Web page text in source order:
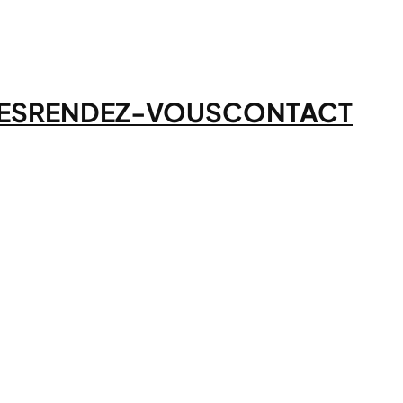
RENDEZ-VOUSCONTACT